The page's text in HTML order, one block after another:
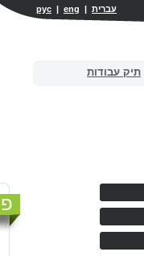
עברית |
рус | eng
תיק עבודות